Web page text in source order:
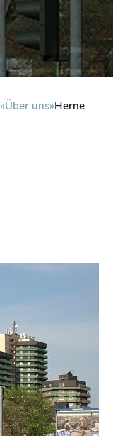
Über uns Herne